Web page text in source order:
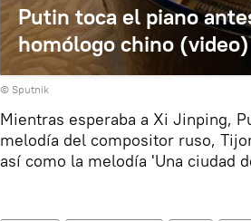
Putin toca el piano
homólogo chino (video)
© Sputnik
Mientras esperaba a Xi Jinping,
melodía del compositor ruso,
así como la melodía 'Una ciudad